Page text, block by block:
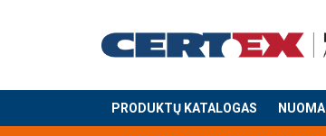
PRODUKTŲ KATALOGAS NUOMA
Produktas buvo pridėtas prie jūsų